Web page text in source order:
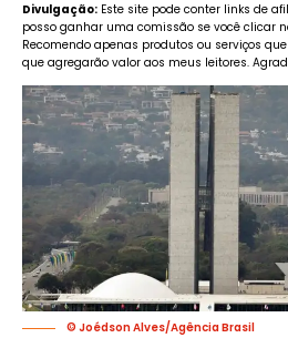
Divulgação: Este site pode conter links de
posso ganhar uma comissão se você clicar
Recomendo apenas produtos ou serviços
que agregarão valor aos meus leitores.
© Joédson Alves/Agência Brasil